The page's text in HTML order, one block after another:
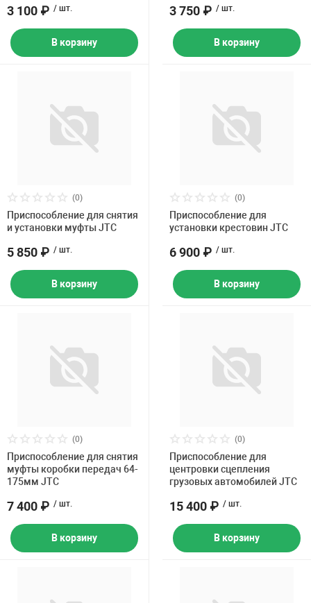
3 100 ₽ / шт.
В корзину
3 750 ₽ / шт.
В корзину
(0)
Приспособление для снятия
и установки муфты JTC
5 850 ₽ / шт.
В корзину
(0)
Приспособление для
установки крестовин JTC
6 900 ₽ / шт.
В корзину
(0)
Приспособление для снятия
муфты коробки передач 64-
175мм JTC
7 400 ₽ / шт.
В корзину
(0)
Приспособление для
центровки сцепления
грузовых автомобилей JTC
15 400 ₽ / шт.
В корзину